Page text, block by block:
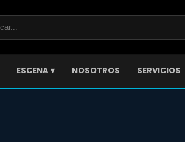
ESCENA ▾ NOSOTROS SERVICIOS